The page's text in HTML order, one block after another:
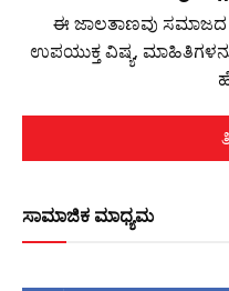
ಈ ಜಾಲತಾಣವು
ಉಪಯುಕ್ತ ವಿಷ್ಯ, ಮಾಹಿತಿಗಳನು
ಸಾಮಾಜಿಕ ಮಾಧ್ಯಮ